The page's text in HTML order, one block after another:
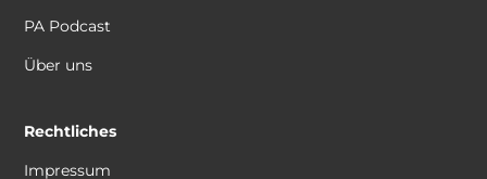
PA Podcast
Über uns
Rechtliches
Impressum